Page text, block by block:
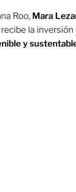
Roo, Mara
la inversión
y